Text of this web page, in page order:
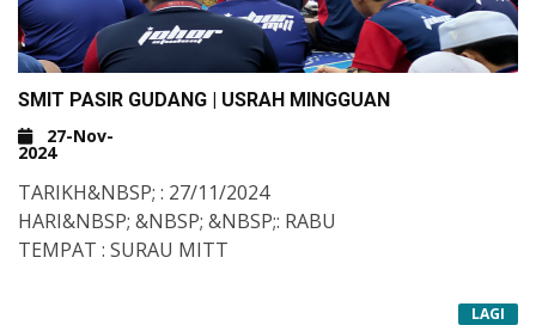
SMIT PASIR GUDANG | USRAH MINGGUAN
27-Nov-
2024
TARIKH&NBSP; : 27/11/2024
HARI&NBSP; &NBSP; &NBSP;: RABU
TEMPAT : SURAU MITT
LAGI